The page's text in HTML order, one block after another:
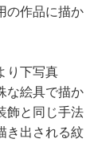
の作品に描か
り下写真
な絵具で描か
飾と同じ手法
き出される紋